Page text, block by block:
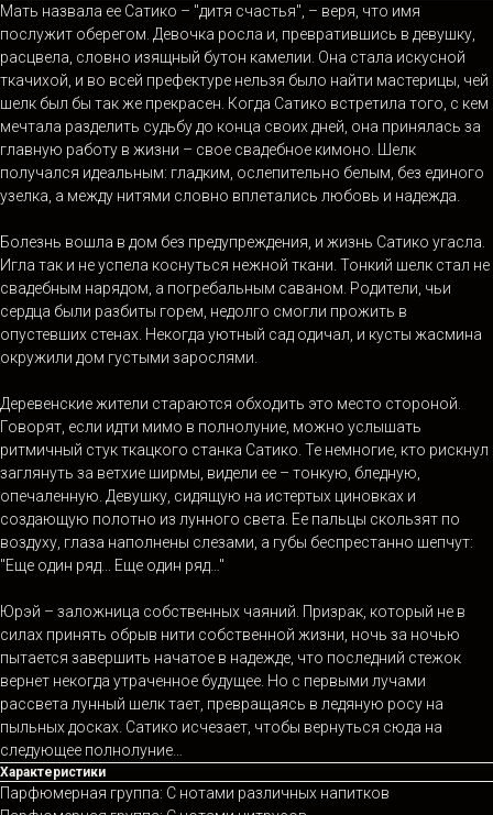
Мать назвала ее Сатико – "дитя счастья", – веря, что имя
послужит оберегом. Девочка росла и, превратившись в девушку,
расцвела, словно изящный бутон камелии. Она стала искусной
ткачихой, и во всей префектуре нельзя было найти мастерицы, чей
шелк был бы так же прекрасен. Когда Сатико встретила того, с кем
мечтала разделить судьбу до конца своих дней, она принялась за
главную работу в жизни – свое свадебное кимоно. Шелк
получался идеальным: гладким, ослепительно белым, без единого
узелка, а между нитями словно вплетались любовь и надежда.
Болезнь вошла в дом без предупреждения, и жизнь Сатико угасла.
Игла так и не успела коснуться нежной ткани. Тонкий шелк стал не
свадебным нарядом, а погребальным саваном. Родители, чьи
сердца были разбиты горем, недолго смогли прожить в
опустевших стенах. Некогда уютный сад одичал, и кусты жасмина
окружили дом густыми зарослями.
Деревенские жители стараются обходить это место стороной.
Говорят, если идти мимо в полнолуние, можно услышать
ритмичный стук ткацкого станка Сатико. Те немногие, кто рискнул
заглянуть за ветхие ширмы, видели ее – тонкую, бледную,
опечаленную. Девушку, сидящую на истертых циновках и
создающую полотно из лунного света. Ее пальцы скользят по
воздуху, глаза наполнены слезами, а губы беспрестанно шепчут:
"Еще один ряд... Еще один ряд…"
Юрэй – заложница собственных чаяний. Призрак, который не в
силах принять обрыв нити собственной жизни, ночь за ночью
пытается завершить начатое в надежде, что последний стежок
вернет некогда утраченное будущее. Но с первыми лучами
рассвета лунный шелк тает, превращаясь в ледяную росу на
пыльных досках. Сатико исчезает, чтобы вернуться сюда на
следующее полнолуние…
Характеристики
Парфюмерная группа: С нотами различных напитков